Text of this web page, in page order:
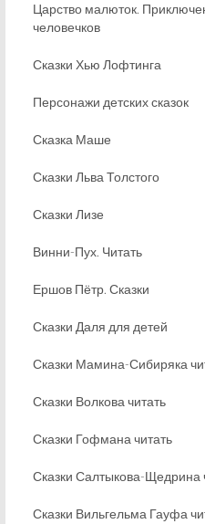
Царство малюток.
человечков
Сказки Хью Лофтинга
Персонажи детских сказок
Сказка Маше
Сказки Льва Толстого
Сказки Лизе
Винни-Пух. Читать
Ершов Пётр. Сказки
Сказки Даля для детей
Сказки Мамина-Сибиряка
Сказки Волкова читать
Сказки Гофмана читать
Сказки Салтыкова-Щедрина
Сказки Вильгельма Гауфа